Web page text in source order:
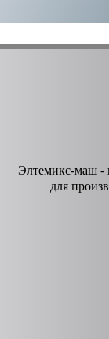
Элтемикс-маш -
для